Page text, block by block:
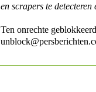
en scrapers te detecteren
Ten onrechte